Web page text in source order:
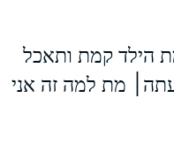
הילד קמת ותאכל
מת למה זה אני